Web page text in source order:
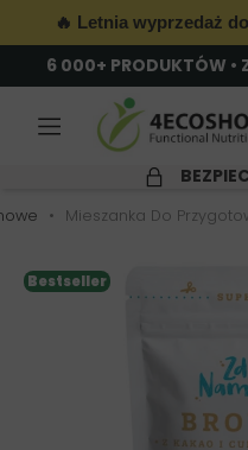
🔥 Letnia wyprzedaż
6 000+ PRODUKTÓW •
Mieszanka Do
Bestseller